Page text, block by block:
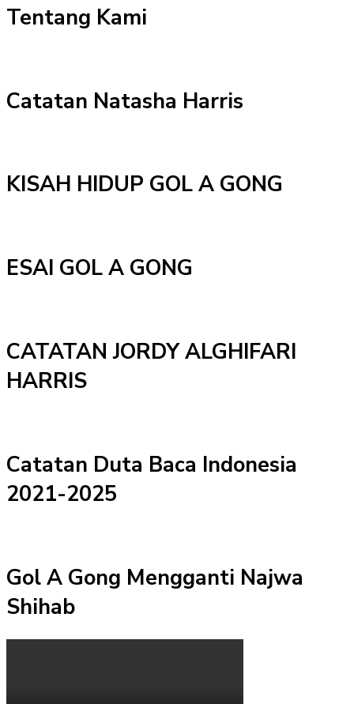
Tentang Kami
Catatan Natasha Harris
KISAH HIDUP GOL A GONG
ESAI GOL A GONG
CATATAN JORDY ALGHIFARI
HARRIS
Catatan Duta Baca Indonesia
2021-2025
Gol A Gong Mengganti Najwa
Shihab